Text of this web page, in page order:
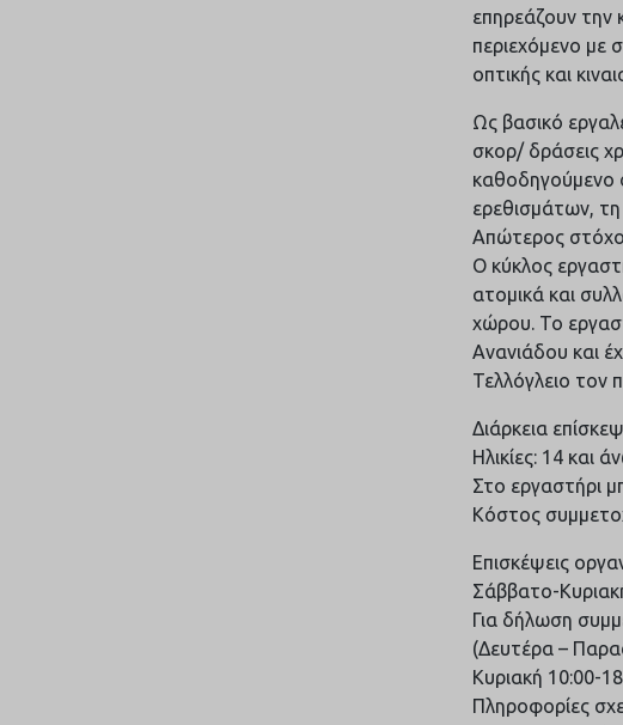
επηρεάζουν την
περιεχόμενο με
οπτικής και
Ως βασικό
σκορ/ δράσεις
καθοδηγούμενο
ερεθισμάτων,
Απώτερος
Ο κύκλος
ατομικά και
χώρου. Το
Ανανιάδου και
Τελλόγλειο τον
Διάρκεια
Ηλικίες: 14 και
Στο εργαστήρι
Κόστος
Επισκέψεις
Σάββατο-
Για δήλωση
(Δευτέρα –
Κυριακή 10:00-
Πληροφορίες